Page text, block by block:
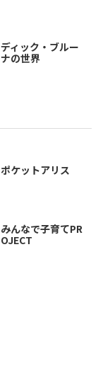
ディック・ブルー
ナの世界
ポケットアリス
みんなで子育てPR
OJECT